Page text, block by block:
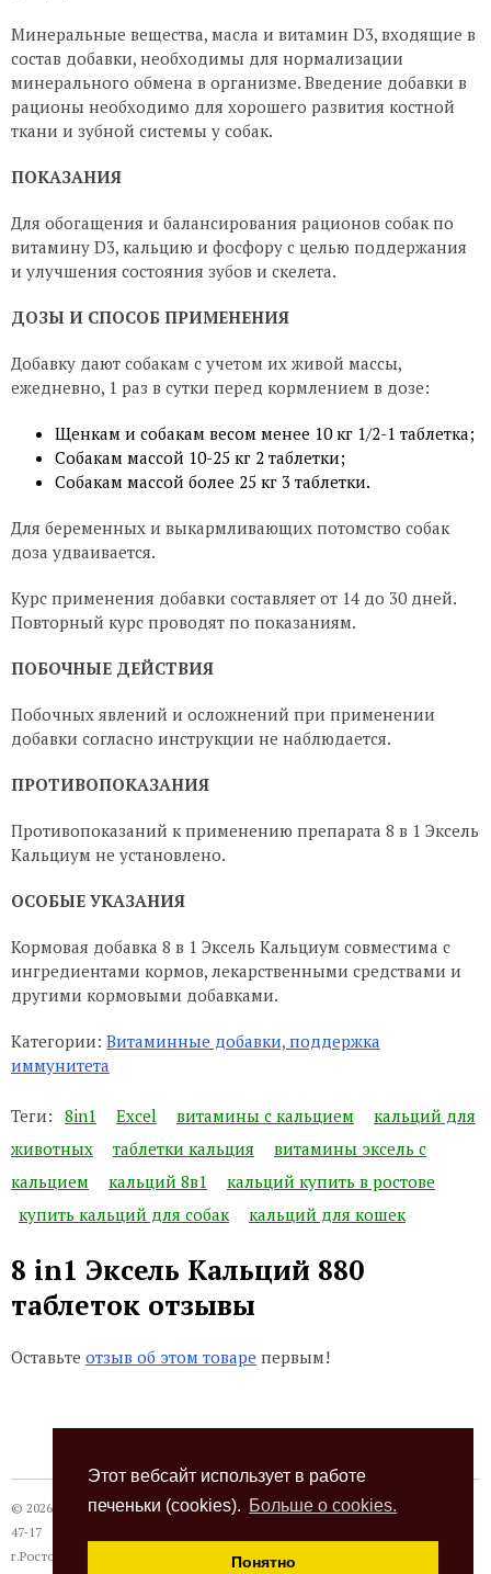
Этот вебсайт использует в работе
печеньки (cookies). Больше о cookies.
Понятно
Минеральные вещества, масла и витамин D3, входящие в
состав добавки, необходимы для нормализации
минерального обмена в организме. Введение добавки в
рационы необходимо для хорошего развития костной
ткани и зубной системы у собак.
ПОКАЗАНИЯ
Для обогащения и балансирования рационов собак по
витамину D3, кальцию и фосфору с целью поддержания
и улучшения состояния зубов и скелета.
ДОЗЫ И СПОСОБ ПРИМЕНЕНИЯ
Добавку дают собакам с учетом их живой массы,
ежедневно, 1 раз в сутки перед кормлением в дозе:
Щенкам и собакам весом менее 10 кг 1/2-1 таблетка;
Собакам массой 10-25 кг 2 таблетки;
Собакам массой более 25 кг 3 таблетки.
Для беременных и выкармливающих потомство собак
доза удваивается.
Курс применения добавки составляет от 14 до 30 дней.
Повторный курс проводят по показаниям.
ПОБОЧНЫЕ ДЕЙСТВИЯ
Побочных явлений и осложнений при применении
добавки согласно инструкции не наблюдается.
ПРОТИВОПОКАЗАНИЯ
Противопоказаний к применению препарата 8 в 1 Эксель
Кальциум не установлено.
ОСОБЫЕ УКАЗАНИЯ
Кормовая добавка 8 в 1 Эксель Кальциум совместима с
ингредиентами кормов, лекарственными средствами и
другими кормовыми добавками.
Категории: Витаминные добавки, поддержка
иммунитета
Теги: 8in1 Excel витамины с кальцием
кальций для
животных
таблетки кальция
витамины эксель с
кальцием
кальций 8в1
кальций купить в ростове
купить кальций для собак
кальций для кошек
8 in1 Эксель Кальций 880
таблеток отзывы
Оставьте отзыв об этом товаре первым!
© 2026 Термокот, +7 (863) 24-28-999 +7 (989) 620-
47-17
г.Ростов-на-Дону, ул. Павлодарская, 18а, с 10 до